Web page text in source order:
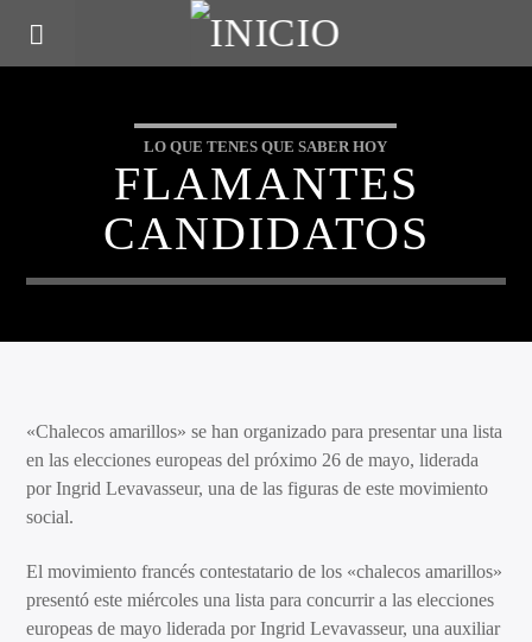
LO QUE TENES QUE SABER HOY
FLAMANTES
CANDIDATOS
«Chalecos amarillos» se han organizado para presentar una lista
en las elecciones europeas del próximo 26 de mayo, liderada
por Ingrid Levavasseur, una de las figuras de este movimiento
social.
El movimiento francés contestatario de los «chalecos amarillos»
presentó este miércoles una lista para concurrir a las elecciones
europeas de mayo liderada por Ingrid Levavasseur, una auxiliar